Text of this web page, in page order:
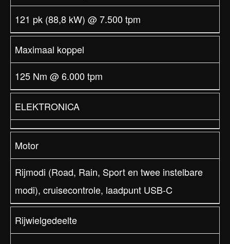
121 pk (88,8 kW) @ 7.500 tpm
Maximaal koppel
125 Nm @ 6.000 tpm
ELEKTRONICA
Motor
Rijmodi (Road, Rain, Sport en twee instelbare
modi), cruisecontrole, laadpunt USB-C
Rijwielgedeelte